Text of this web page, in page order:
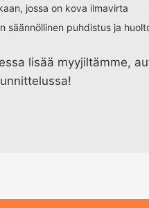
jossa on kova ilmavirta
säännöllinen puhdistus ja
lisää myyjiltämme,